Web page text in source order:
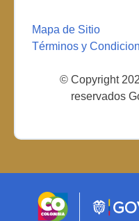
Mapa de Sitio
Términos y
© Copyright
reservados